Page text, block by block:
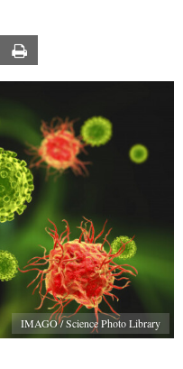
Email
IMAGO / Science Photo Library